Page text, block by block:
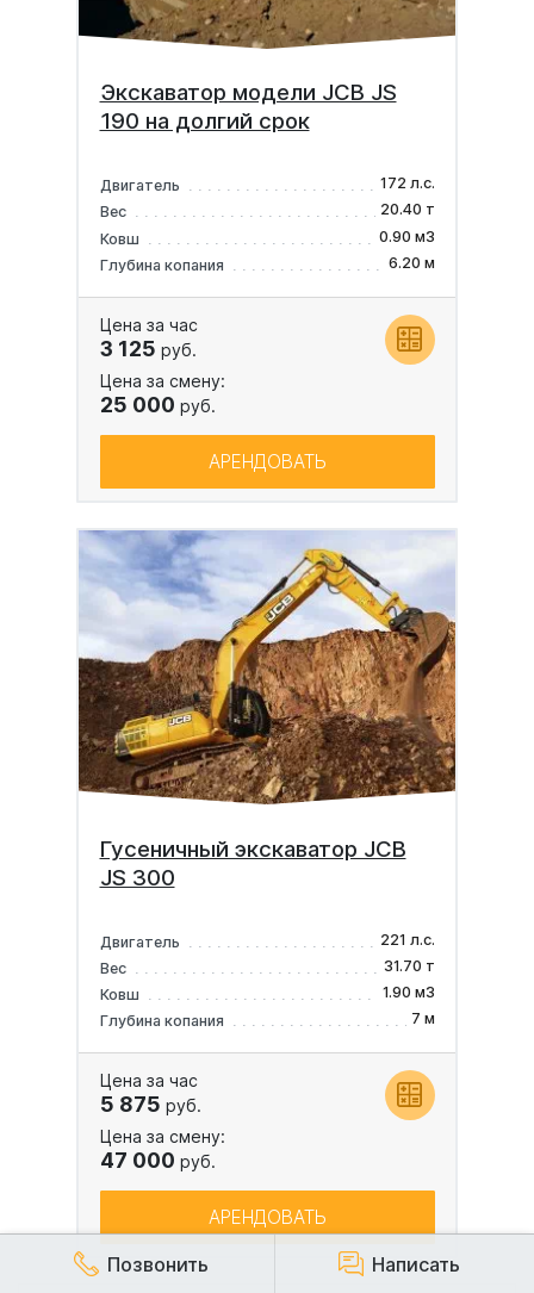
Экскаватор модели JCB JS
190 на долгий срок
Двигатель
172 л.с.
Вес
20.40 т
Ковш
0.90 м3
Глубина копания
6.20 м
Цена за час
3 125 руб.
Цена за смену:
25 000 руб.
АРЕНДОВАТЬ
Гусеничный экскаватор JCB
JS 300
Двигатель
221 л.с.
Вес
31.70 т
Ковш
1.90 м3
Глубина копания
7 м
Цена за час
5 875 руб.
Цена за смену:
47 000 руб.
АРЕНДОВАТЬ
Позвонить Написать